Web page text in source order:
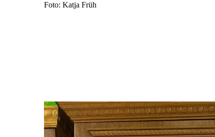
Foto: Katja Früh